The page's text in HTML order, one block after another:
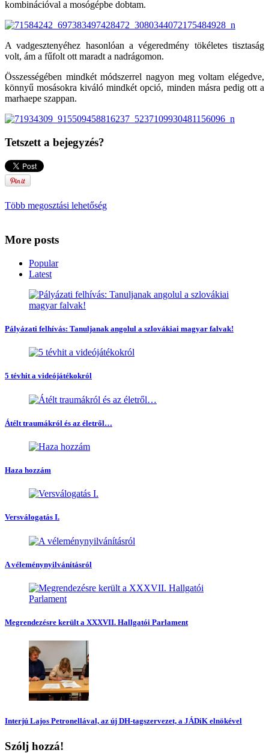
kombinációval a mosógépbe dobtam.
A vadgesztenyéhez hasonlóan a végeredmény tökéletes tisztaság
volt, ám a fűfolt ott maradt a nadrágomon.
Összességében mindkét módszerrel nagyon meg voltam elégedve,
könnyű mosásokra kiváló mindkét opció, minden másra pedig ott a
marhaepe szappan.
Tetszett a bejegyzés?
Több megosztási lehetőség
More posts
Popular
Latest
Pályázati felhívás: Tanuljanak angolul a szlovákiai magyar falvak!
5 tévhit a videójátékokról
Átélt traumákról és az életről…
Haza hozzám
Versválogatás I.
A véleménynyilvánításról
Megrendezésre került a XXXVII. Hallgatói Parlament
Interjú Lajos Petronellával, az új DH-tagszervezet, a JÁDiK elnökével
Szólj hozzá!